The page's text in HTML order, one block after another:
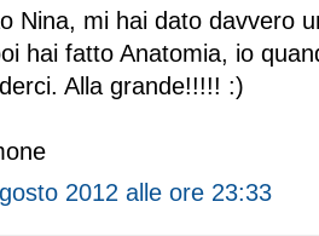
Nina, mi hai dato davvero
hai fatto Anatomia, io
Alla grande!!!!! :)
2012 alle ore 23:33